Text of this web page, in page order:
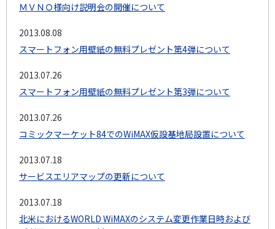
ＭＶＮＯ様向け説明会の開催について
2013.08.08
スマートフォン用壁紙の無料プレゼント第4弾について
2013.07.26
スマートフォン用壁紙の無料プレゼント第3弾について
2013.07.26
コミックマーケット84でのWiMAX仮設基地局設置について
2013.07.18
サービスエリアマップの更新について
2013.07.18
北米におけるWORLD WiMAXのシステム変更作業日時および